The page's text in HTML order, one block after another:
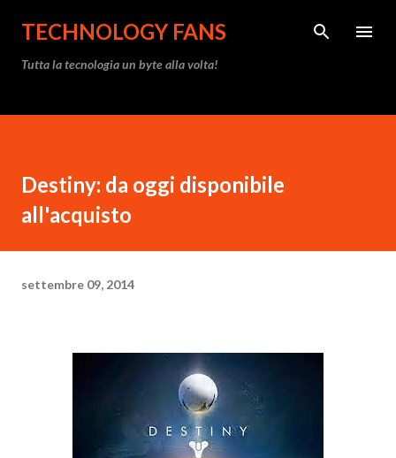
Passa ai contenuti principali
TECHNOLOGY FANS
Tutta la tecnologia un byte alla volta!
Destiny: da oggi disponibile
all'acquisto
settembre 09, 2014